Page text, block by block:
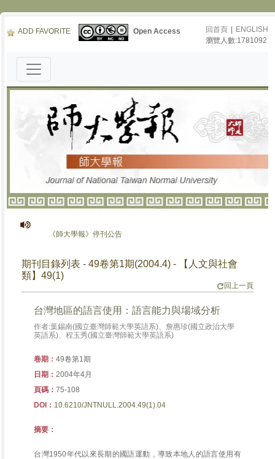
ADD FAVORITE Open Access 回首頁
ENGLISH
瀏覽人數:1781092
《師大學報》停刊公告
期刊目錄列表 - 49卷第1期(2004.4) - 【人文與社會
類】49(1)
回上一頁
台灣地區的語言使用：語言能力與場域分析
作者:葉錫南(國立臺灣師範大學英語系)、詹惠珍(國立政治大學
英語系)、程玉秀(國立臺灣師範大學英語系)
卷期：49卷第1期
日期：2004年4月
頁碼：75-108
DOI： 10.6210/JNTNULL.2004.49(1).04
摘要：
台灣1950年代以來長期的國語運動，導致本地人的語言使用有